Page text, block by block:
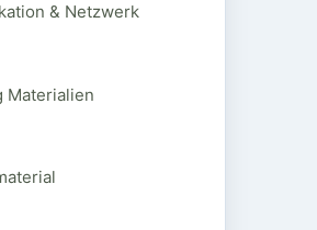
& Netzwerk
Materialien